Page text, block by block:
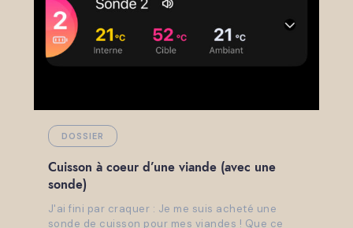
DOSSIER
Cuisson à coeur d’une viande (avec une
sonde)
J'ai fini par craquer : Je me suis acheté une
sonde de cuisson pour mes viandes ! Que ce